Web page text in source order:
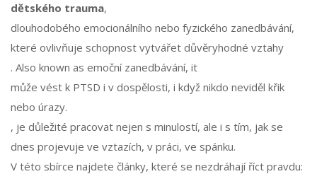
dětského trauma,
dlouhodobého emocionálního nebo fyzického zanedbávání,
které ovlivňuje schopnost vytvářet důvěryhodné vztahy
. Also known as emoční zanedbávání, it
může vést k PTSD i v dospělosti, i když nikdo neviděl křik
nebo úrazy.
, je důležité pracovat nejen s minulostí, ale i s tím, jak se
dnes projevuje ve vztazích, v práci, ve spánku.
V této sbírce najdete články, které se nezdráhají říct pravdu: